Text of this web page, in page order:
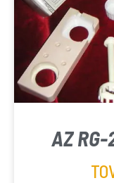
AZ RG-